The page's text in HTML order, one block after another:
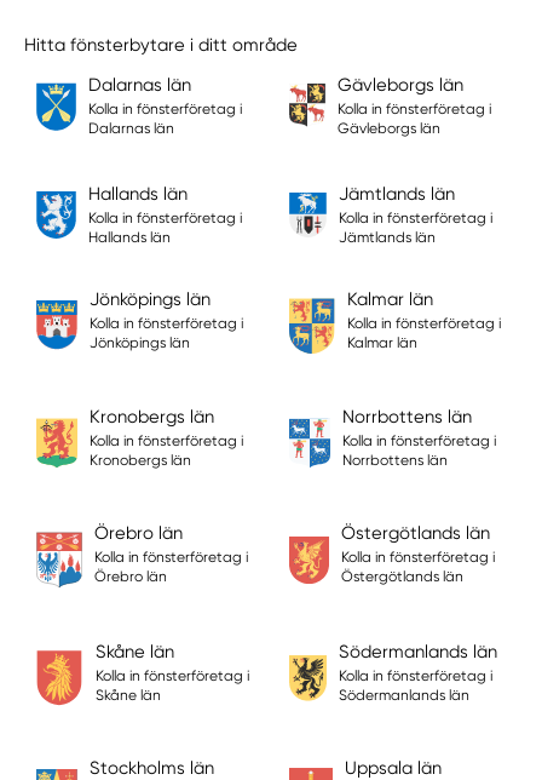
Hitta fönsterbytare i ditt område
Dalarnas län
Kolla in fönsterföretag i
Dalarnas län
Gävleborgs län
Kolla in fönsterföretag i
Gävleborgs län
Hallands län
Kolla in fönsterföretag i
Hallands län
Jämtlands län
Kolla in fönsterföretag i
Jämtlands län
Jönköpings län
Kolla in fönsterföretag i
Jönköpings län
Kalmar län
Kolla in fönsterföretag i
Kalmar län
Kronobergs län
Kolla in fönsterföretag i
Kronobergs län
Norrbottens län
Kolla in fönsterföretag i
Norrbottens län
Örebro län
Kolla in fönsterföretag i
Örebro län
Östergötlands län
Kolla in fönsterföretag i
Östergötlands län
Skåne län
Kolla in fönsterföretag i
Skåne län
Södermanlands län
Kolla in fönsterföretag i
Södermanlands län
Stockholms län Uppsala län